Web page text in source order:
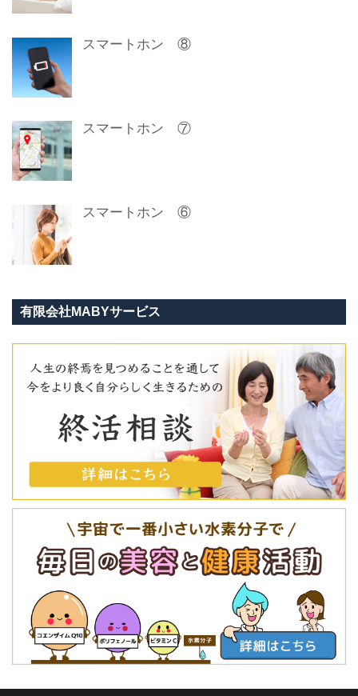
スマートホン ⑧
スマートホン ⑦
スマートホン ⑥
有限会社MABYサービス